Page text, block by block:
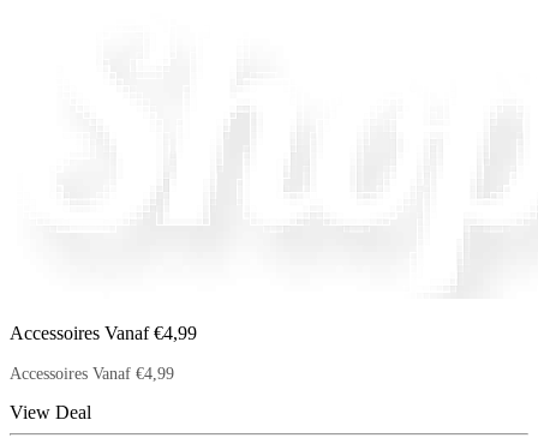
Accessoires Vanaf €4,99
Accessoires Vanaf €4,99
View Deal